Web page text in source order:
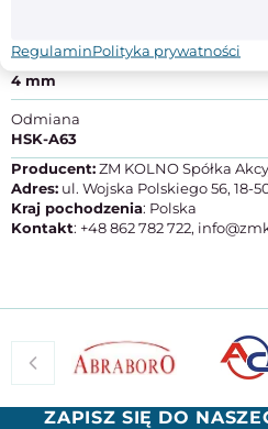
SPECYFIKACJA
Średnica chwytu
4 mm
Odmiana
HSK-A63
Producent:ZM KOLNO Spółka
Adres: ul. Wojska Polskiego 56, 18-
Kraj pochodzenia: Polska
Kontakt: +48 862 782 722,
ZAPISZ SIĘ DO
RegulaminPolityka prywatności